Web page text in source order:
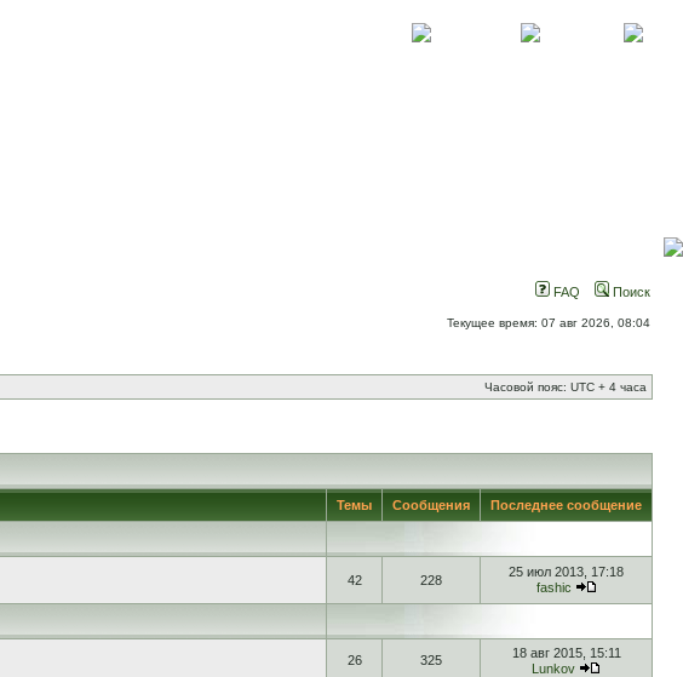
FAQ Поиск
Текущее время: 07 авг 2026, 08:04
Часовой пояс: UTC + 4 часа
Темы Сообщения Последнее сообщение
42 228
25 июл 2013, 17:18
fashic
26 325
18 авг 2015, 15:11
Lunkov